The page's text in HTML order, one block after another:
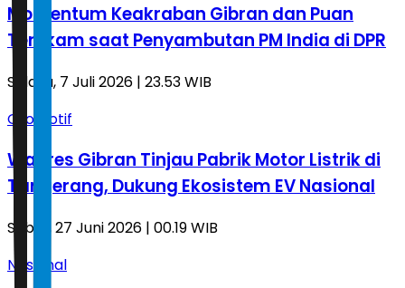
Momentum Keakraban Gibran dan Puan
Terekam saat Penyambutan PM India di DPR
Selasa, 7 Juli 2026 | 23.53 WIB
Otomotif
Wapres Gibran Tinjau Pabrik Motor Listrik di
Tangerang, Dukung Ekosistem EV Nasional
Sabtu, 27 Juni 2026 | 00.19 WIB
Nasional